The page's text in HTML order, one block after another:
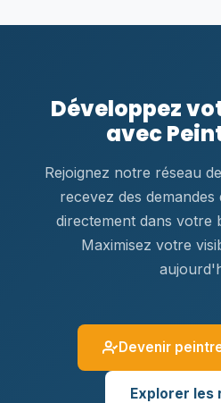
Développez
avec
Rejoignez notre réseau
recevez des demandes
directement dans votre
Maximisez votre
Devenir
Explorer les